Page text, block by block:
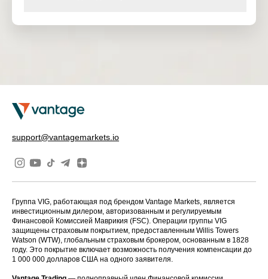
support@vantagemarkets.io
Группа VIG, работающая под брендом Vantage Markets, является
инвестиционным дилером, авторизованным и регулируемым
Финансовой Комиссией Маврикия (FSC). Операции группы VIG
защищены страховым покрытием, предоставленным Willis Towers
Watson (WTW), глобальным страховым брокером, основанным в 1828
году. Это покрытие включает возможность получения компенсации до
1 000 000 долларов США на одного заявителя.